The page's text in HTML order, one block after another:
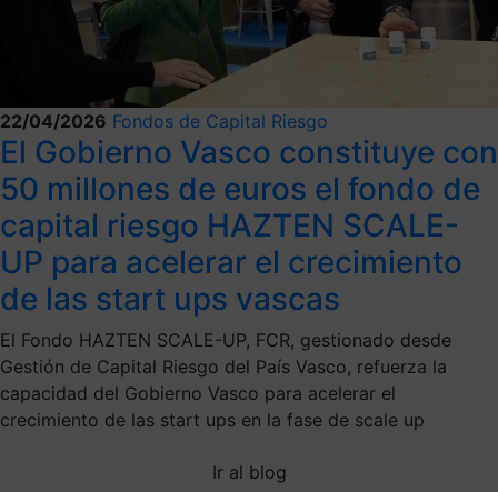
22/04/2026 Fondos de Capital Riesgo
El Gobierno Vasco constituye con
50 millones de euros el fondo de
capital riesgo HAZTEN SCALE-
UP para acelerar el crecimiento
de las start ups vascas
El Fondo HAZTEN SCALE-UP, FCR, gestionado desde
Gestión de Capital Riesgo del País Vasco, refuerza la
capacidad del Gobierno Vasco para acelerar el
crecimiento de las start ups en la fase de scale up
Ir al blog